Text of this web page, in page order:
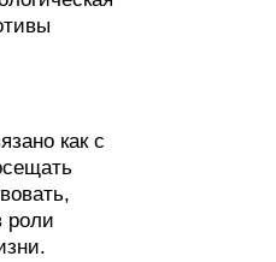
как с
роли